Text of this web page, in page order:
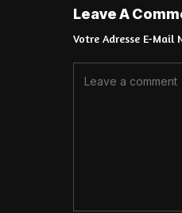
Leave A
Votre Adresse E-Mail